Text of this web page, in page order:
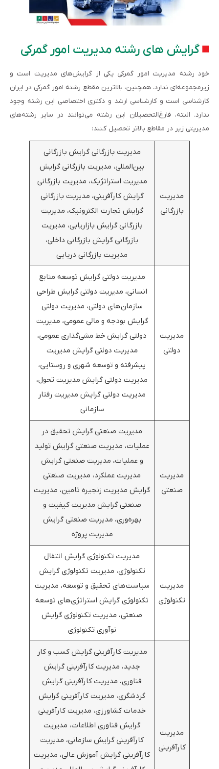
گرایش های رشته مدیریت امور گمرکی
خود رشته مدیریت امور گمرکی یکی از گرایش‌های مدیریت است و
زیرمجموعه‌ای ندارد. همچنین، بالاترین مقطع رشته امور گمرکی در ایران
کارشناسی است و کارشناسی ارشد و دکتری اختصاصی این رشته وجود
ندارد. البته، فارغ‌التحصیلان این رشته می‌توانند در سایر رشته‌های
مدیریتی زیر در مقاطع بالاتر تحصیل کنند:
مدیریت
بازرگانی
مدیریت بازرگانی گرایش بازرگانی
بین‌المللی، مدیریت بازرگانی گرایش
مدیریت استراتژیک، مدیریت بازرگانی
گرایش کارآفرینی، مدیریت بازرگانی
گرایش تجارت الکترونیک، مدیریت
بازرگانی گرایش بازاریابی، مدیریت
بازرگانی گرایش بازرگانی داخلی،
مدیریت بازرگانی دریایی
مدیریت
دولتی
مدیریت دولتی گرایش توسعه منابع
انسانی، مدیریت دولتی گرایش طراحی
سازمان‌های دولتی، مدیریت دولتی
گرایش بودجه و مالی عمومی، مدیریت
دولتی گرایش خط مشی‌گذاری عمومی،
مدیریت دولتی گرایش مدیریت
پیشرفته و توسعه شهری و روستایی،
مدیریت دولتی گرایش مدیریت تحول،
مدیریت دولتی گرایش مدیریت رفتار
سازمانی
مدیریت
صنعتی
مدیریت صنعتی گرایش تحقیق در
عملیات، مدیریت صنعتی گرایش تولید
و عملیات، مدیریت صنعتی گرایش
مدیریت عملکرد، مدیریت صنعتی
گرایش مدیریت زنجیره تامین، مدیریت
صنعتی گرایش مدیریت کیفیت و
بهره‌وری، مدیریت صنعتی گرایش
مدیریت پروژه
مدیریت
تکنولوژی
مدیریت تکنولوژی گرایش انتقال
تکنولوژی، مدیریت تکنولوژی گرایش
سیاست‌های تحقیق و توسعه، مدیریت
تکنولوژی گرایش استراتژی‌های توسعه
صنعتی، مدیریت تکنولوژی گرایش
نوآوری تکنولوژی
مدیریت
کارآفرینی
مدیریت کارآفرینی گرایش کسب و کار
جدید، مدیریت کارآفرینی گرایش
فناوری، مدیریت کارآفرینی گرایش
گردشگری، مدیریت کارآفرینی گرایش
خدمات کشاورزی، مدیریت کارآفرینی
گرایش فناوری اطلاعات، مدیریت
کارآفرینی گرایش سازمانی، مدیریت
کارآفرینی گرایش آموزش عالی، مدیریت